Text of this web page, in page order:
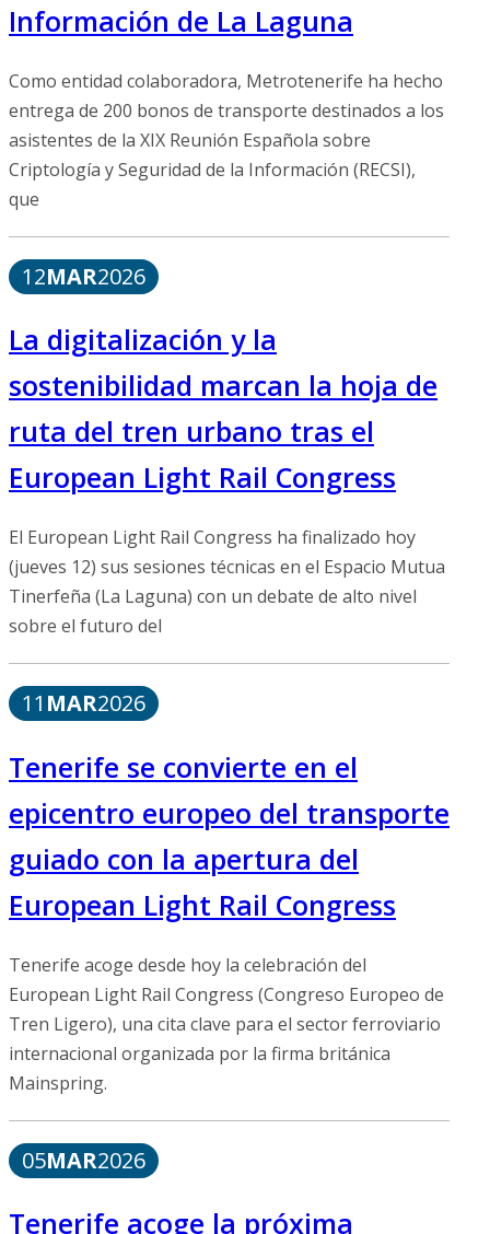
Información de La Laguna
Como entidad colaboradora, Metrotenerife ha hecho
entrega de 200 bonos de transporte destinados a los
asistentes de la XIX Reunión Española sobre
Criptología y Seguridad de la Información (RECSI),
que
12MAR2026
La digitalización y la
sostenibilidad marcan la hoja de
ruta del tren urbano tras el
European Light Rail Congress
El European Light Rail Congress ha finalizado hoy
(jueves 12) sus sesiones técnicas en el Espacio Mutua
Tinerfeña (La Laguna) con un debate de alto nivel
sobre el futuro del
11 MAR2026
Tenerife se convierte en el
epicentro europeo del transporte
guiado con la apertura del
European Light Rail Congress
Tenerife acoge desde hoy la celebración del
European Light Rail Congress (Congreso Europeo de
Tren Ligero), una cita clave para el sector ferroviario
internacional organizada por la firma británica
Mainspring.
05MAR2026
Tenerife acoge la próxima